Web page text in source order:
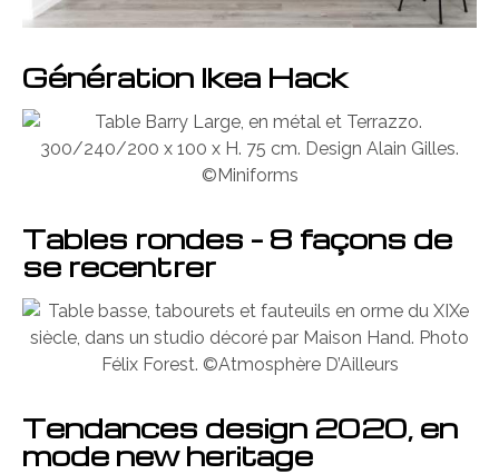
Génération Ikea Hack
Tables rondes – 8 façons de
se recentrer
Tendances design 2020, en
mode new heritage